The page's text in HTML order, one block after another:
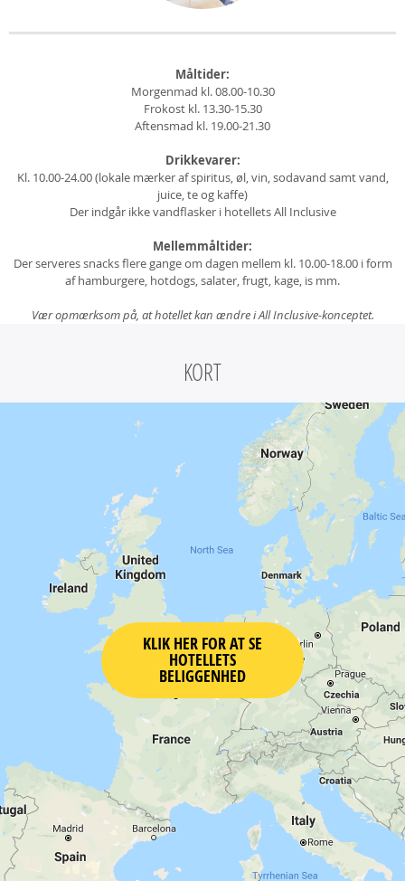
Måltider:
Morgenmad kl. 08.00-10.30
Frokost kl. 13.30-15.30
Aftensmad kl. 19.00-21.30
Drikkevarer:
Kl. 10.00-24.00 (lokale mærker af spiritus, øl, vin, sodavand samt vand,
juice, te og kaffe)
Der indgår ikke vandflasker i hotellets All Inclusive
Mellemmåltider:
Der serveres snacks flere gange om dagen mellem kl. 10.00-18.00 i form
af hamburgere, hotdogs, salater, frugt, kage, is mm.
Vær opmærksom på, at hotellet kan ændre i All Inclusive-konceptet.
KORT
KLIK HER FOR AT SE
HOTELLETS
BELIGGENHED